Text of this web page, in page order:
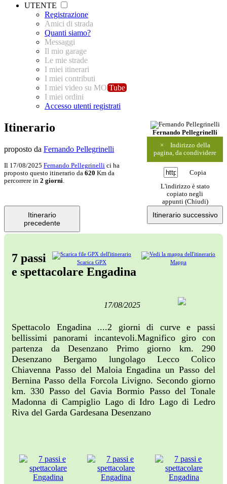
UTENTE
Registrazione
Amici di strada
Quanti siamo?
Messaggi
Il mio garage
Le mie strade
I miei itinerari
I miei contributi
I miei video su MO Tube
I miei ordini
Accesso utenti registrati
Fernando Pellegrinelli
×
Indirizzo della
pagina, da condividere
Copia
L'indirizzo è stato
copiato negli
appunti (Chiudi)
Itinerario
proposto da Fernando Pellegrinelli
Il 17/08/2025 Fernando Pellegrinelli ci ha
proposto questo itinerario da 620 Km da
percorrere in 2 giorni.
Itinerario
precedente
Itinerario successivo
Mappa
Scarica GPX
7 passi
e spettacolare Engadina
17/08/2025
Spettacolo Engadina ....2 giorni di curve e passi
bellissimi panorami incantevoli.Magnifico giro con
partenza da Desenzano Primo giorno km. 290
Desenzano Bergamo lungolago Lecco Colico
Chiavenna Passo del Maloia Engadina un Passo del
Bernina Passo della Forcola Livigno. Secondo giorno
km. 330 Passo del Gavia Bormio Passo del Tonale
Madonna di Campiglio Lago di Idro Lago di Ledro
Riva del Garda Gardesana Desenzano